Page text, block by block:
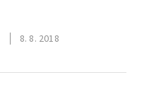
8. 8. 2018